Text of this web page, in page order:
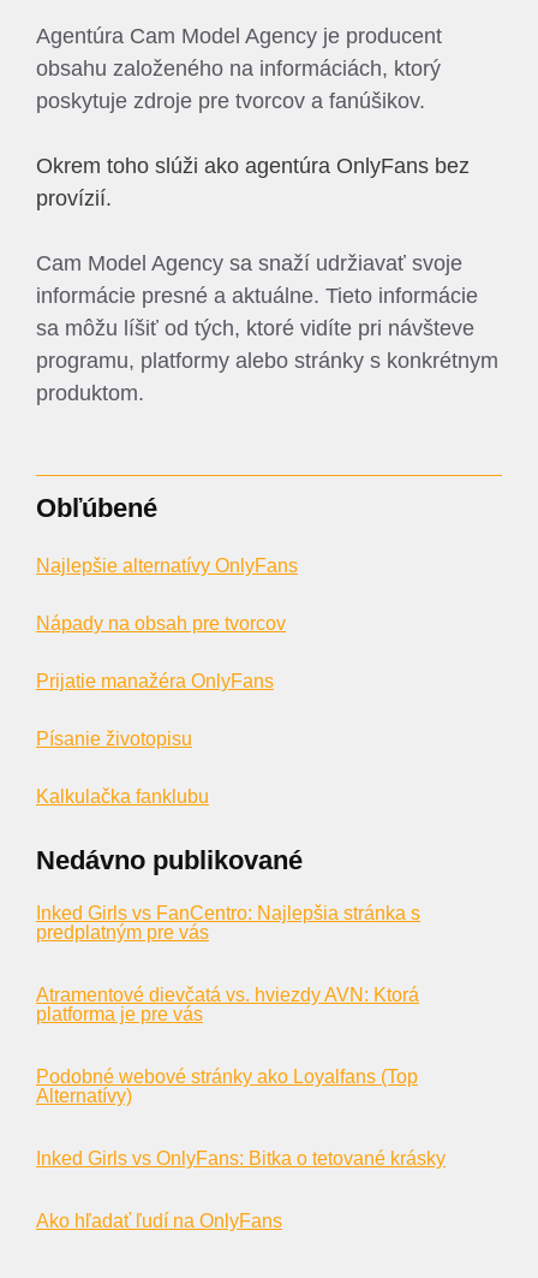
Agentúra Cam Model Agency je producent
obsahu založeného na informáciách, ktorý
poskytuje zdroje pre tvorcov a fanúšikov.
Okrem toho slúži ako agentúra OnlyFans bez
provízií.
Cam Model Agency sa snaží udržiavať svoje
informácie presné a aktuálne. Tieto informácie
sa môžu líšiť od tých, ktoré vidíte pri návšteve
programu, platformy alebo stránky s konkrétnym
produktom.
Obľúbené
Najlepšie alternatívy OnlyFans
Nápady na obsah pre tvorcov
Prijatie manažéra OnlyFans
Písanie životopisu
Kalkulačka fanklubu
Nedávno publikované
Inked Girls vs FanCentro: Najlepšia stránka s
predplatným pre vás
Atramentové dievčatá vs. hviezdy AVN: Ktorá
platforma je pre vás
Podobné webové stránky ako Loyalfans (Top
Alternatívy)
Inked Girls vs OnlyFans: Bitka o tetované krásky
Ako hľadať ľudí na OnlyFans